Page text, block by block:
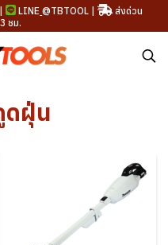
| LINE @TBTOOL |
ส่งด่วน
ชม.
ดฝุ่น